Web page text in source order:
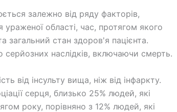
залежно від ряду факторів,
області, час, протягом якого
загальний стан здоров'я пацієнта.
наслідків, включаючи смерть.
від інсульту вища, ніж від інфаркту.
серця, близько 25% людей, які
року, порівняно з 12% людей, які